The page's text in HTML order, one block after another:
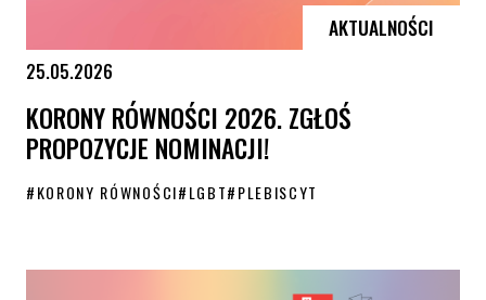
AKTUALNOŚCI
25.05.2026
KORONY RÓWNOŚCI 2026. ZGŁOŚ
PROPOZYCJE NOMINACJI!
#KORONY RÓWNOŚCI#LGBT#PLEBISCYT